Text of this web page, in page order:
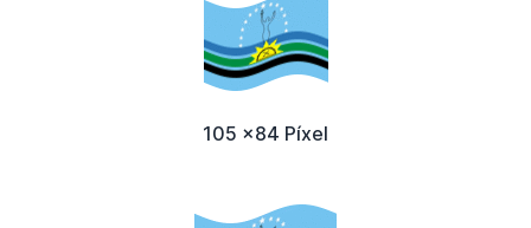
105 x84 Píxel